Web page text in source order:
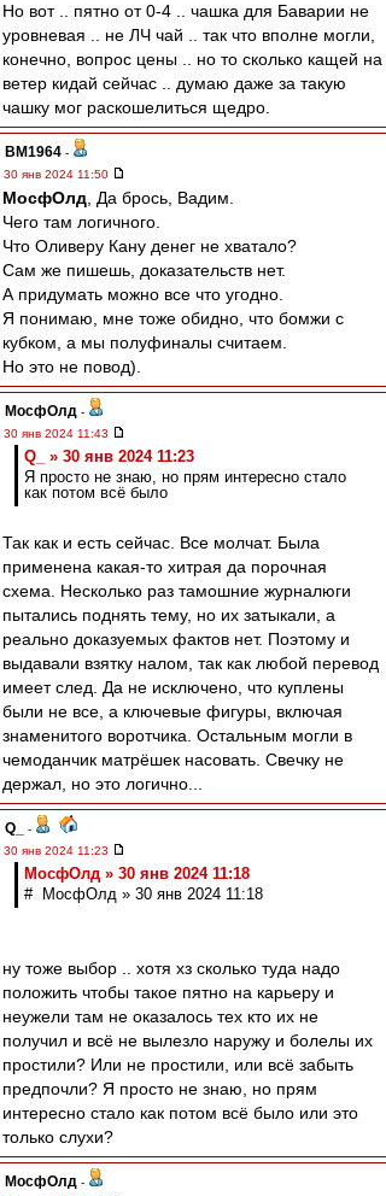
Но вот .. пятно от 0-4 .. чашка для Баварии не
уровневая .. не ЛЧ чай .. так что вполне могли,
конечно, вопрос цены .. но то сколько кащей на
ветер кидай сейчас .. думаю даже за такую
чашку мог раскошелиться щедро.
BM1964 -
30 янв 2024 11:50
МосфОлд , Да брось, Вадим.
Чего там логичного.
Что Оливеру Кану денег не хватало?
Сам же пишешь, доказательств нет.
А придумать можно все что угодно.
Я понимаю, мне тоже обидно, что бомжи с
кубком, а мы полуфиналы считаем.
Но это не повод).
МосфОлд -
30 янв 2024 11:43
Q_ » 30 янв 2024 11:23
Я просто не знаю, но прям интересно стало
как потом всё было
Так как и есть сейчас. Все молчат. Была
применена какая-то хитрая да порочная
схема. Несколько раз тамошние журналюги
пытались поднять тему, но их затыкали, а
реально доказуемых фактов нет. Поэтому и
выдавали взятку налом, так как любой перевод
имеет след. Да не исключено, что куплены
были не все, а ключевые фигуры, включая
знаменитого воротчика. Остальным могли в
чемоданчик матрёшек насовать. Свечку не
держал, но это логично...
Q_
-
30 янв 2024 11:23
МосфОлд » 30 янв 2024 11:18
# МосфОлд » 30 янв 2024 11:18
ну тоже выбор .. хотя хз сколько туда надо
положить чтобы такое пятно на карьеру и
неужели там не оказалось тех кто их не
получил и всё не вылезло наружу и болелы их
простили? Или не простили, или всё забыть
предпочли? Я просто не знаю, но прям
интересно стало как потом всё было или это
только слухи?
МосфОлд -